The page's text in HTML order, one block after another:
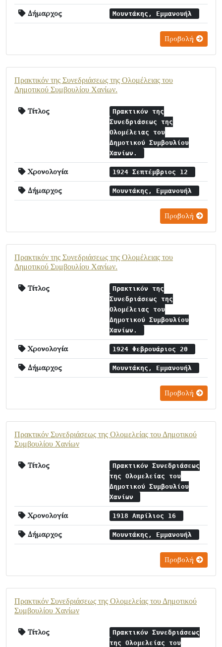
Δήμαρχος Μουντάκης, Εμμανουήλ
Προβολή
Πρακτικόν της Συνεδριάσεως της Ολομέλειας του
Δημοτικού Συμβουλίου Χανίων.
Τίτλος
Πρακτικόν της
Συνεδριάσεως της
Ολομέλειας του
Δημοτικού Συμβουλίου
Χανίων.
Χρονολογία 1924 Σεπτέμβριος 12
Δήμαρχος Μουντάκης, Εμμανουήλ
Προβολή
Πρακτικόν της Συνεδριάσεως της Ολομέλειας του
Δημοτικού Συμβουλίου Χανίων.
Τίτλος
Πρακτικόν της
Συνεδριάσεως της
Ολομέλειας του
Δημοτικού Συμβουλίου
Χανίων.
Χρονολογία 1924 Φεβρουάριος 20
Δήμαρχος Μουντάκης, Εμμανουήλ
Προβολή
Πρακτικόν Συνεδριάσεως της Ολομελείας του Δημοτικού
Συμβουλίου Χανίων
Τίτλος
Πρακτικόν Συνεδριάσεως
της Ολομελείας του
Δημοτικού Συμβουλίου
Χανίων
Χρονολογία 1918 Απρίλιος 16
Δήμαρχος Μουντάκης, Εμμανουήλ
Προβολή
Πρακτικόν Συνεδριάσεως της Ολομελείας του Δημοτικού
Συμβουλίου Χανίων
Τίτλος
Πρακτικόν Συνεδριάσεως
της Ολομελείας του